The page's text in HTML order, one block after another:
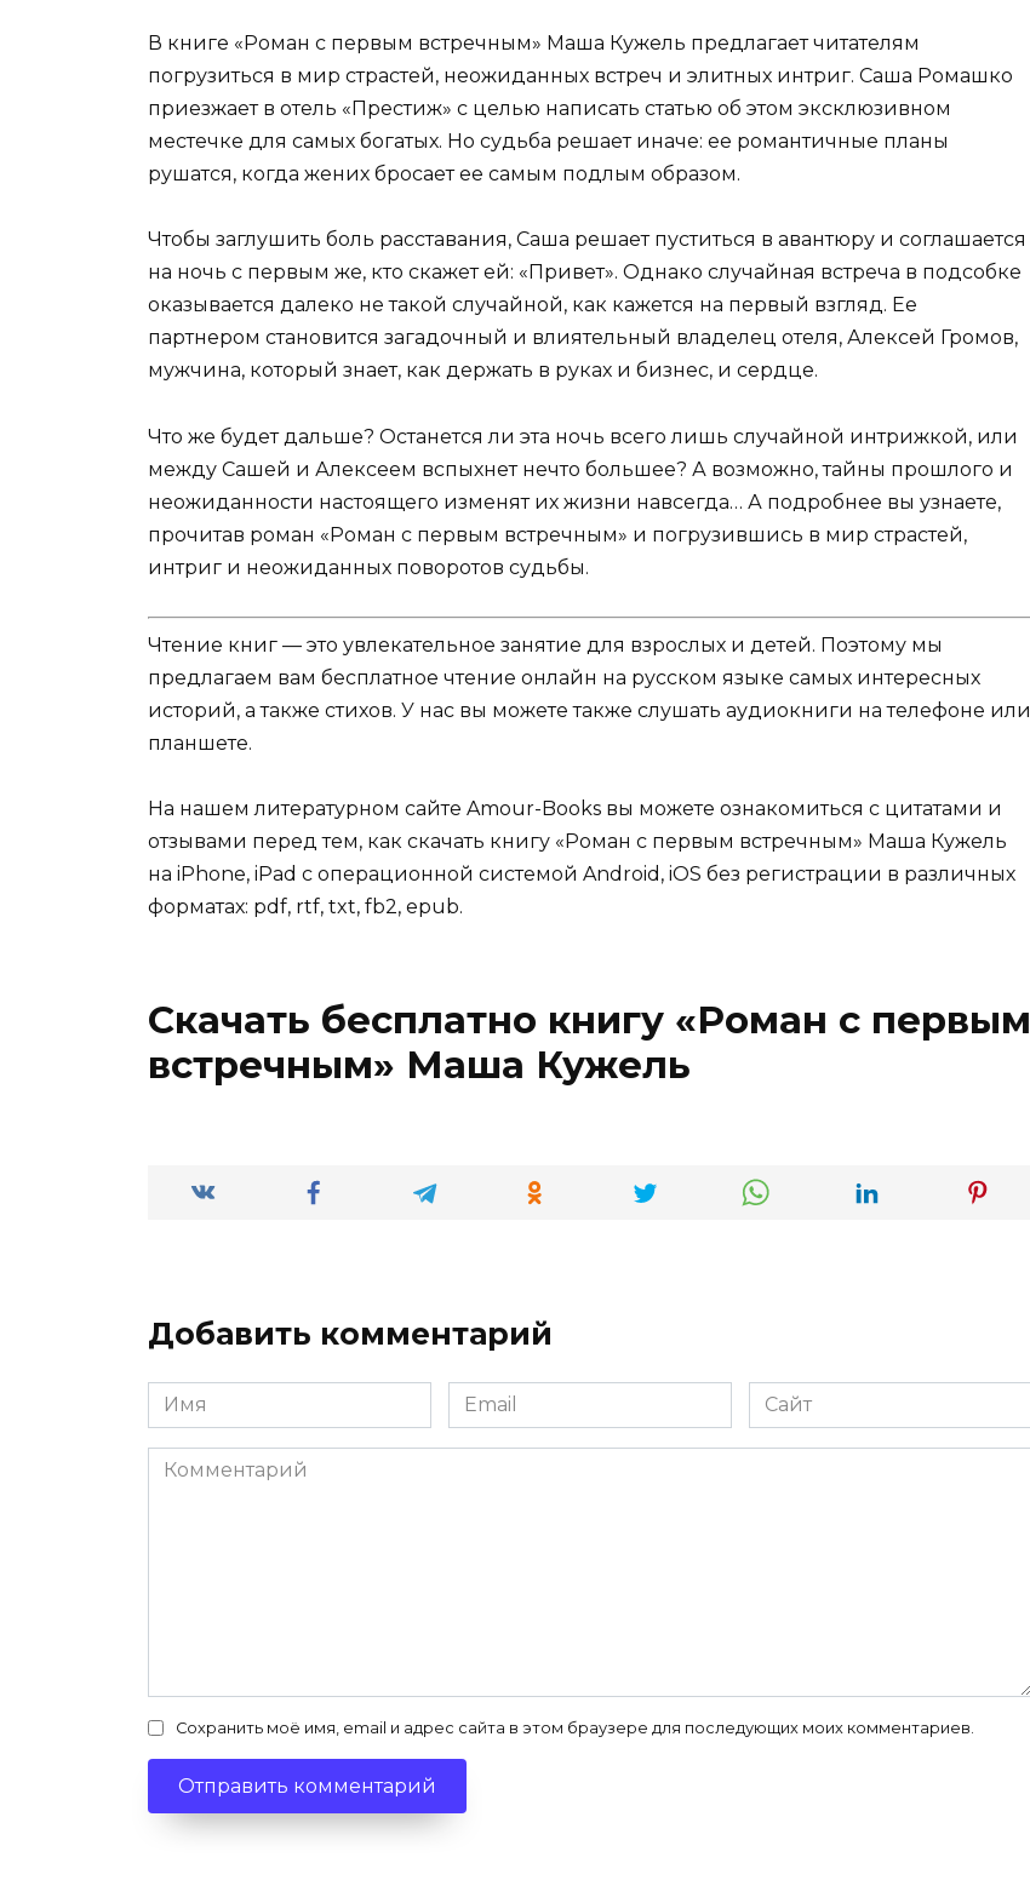
В книге «Роман с первым встречным» Маша Кужель предлагает читателям
погрузиться в мир страстей, неожиданных встреч и элитных интриг. Саша Ромашко
приезжает в отель «Престиж» с целью написать статью об этом эксклюзивном
местечке для самых богатых. Но судьба решает иначе: ее романтичные планы
рушатся, когда жених бросает ее самым подлым образом.
Чтобы заглушить боль расставания, Саша решает пуститься в авантюру и соглашается
на ночь с первым же, кто скажет ей: «Привет». Однако случайная встреча в подсобке
оказывается далеко не такой случайной, как кажется на первый взгляд. Ее
партнером становится загадочный и влиятельный владелец отеля, Алексей Громов,
мужчина, который знает, как держать в руках и бизнес, и сердце.
Что же будет дальше? Останется ли эта ночь всего лишь случайной интрижкой, или
между Сашей и Алексеем вспыхнет нечто большее? А возможно, тайны прошлого и
неожиданности настоящего изменят их жизни навсегда… А подробнее вы узнаете,
прочитав роман «Роман с первым встречным» и погрузившись в мир страстей,
интриг и неожиданных поворотов судьбы.
Чтение книг — это увлекательное занятие для взрослых и детей. Поэтому мы
предлагаем вам бесплатное чтение онлайн на русском языке самых интересных
историй, а также стихов. У нас вы можете также слушать аудиокниги на телефоне или
планшете.
На нашем литературном сайте Amour-Books вы можете ознакомиться с цитатами и
отзывами перед тем, как скачать книгу «Роман с первым встречным» Маша Кужель
на iPhone, iPad с операционной системой Android, iOS без регистрации в различных
форматах: pdf, rtf, txt, fb2, epub.
Скачать бесплатно книгу «Роман с первым
встречным» Маша Кужель
Добавить комментарий
Имя
*
Email
*
Сайт
Комментарий
Сохранить моё имя, email и адрес сайта в этом браузере для последующих моих комментариев.